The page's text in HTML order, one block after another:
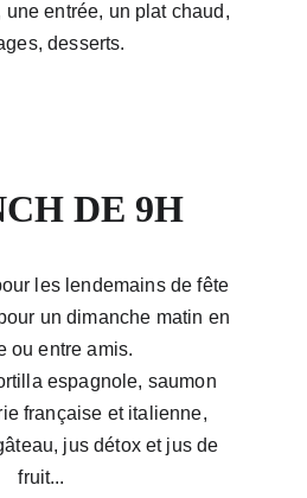
entrée, un plat chaud,
desserts.
DE 9H
les lendemains de fête
un dimanche matin en
ou entre amis.
espagnole, saumon
française et italienne,
jus détox et jus de
fruit...